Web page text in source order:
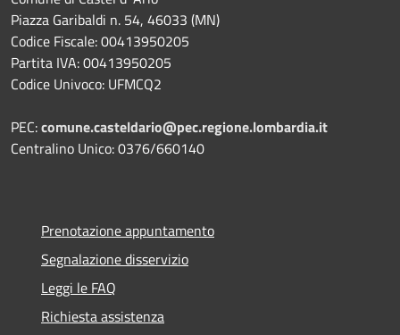
Piazza Garibaldi n. 54, 46033 (MN)
Codice Fiscale: 00413950205
Partita IVA: 00413950205
Codice Univoco: UFMCQ2
PEC:comune.casteldario@pec.regione.lombardia.it
Centralino Unico: 0376/660140
Prenotazione appuntamento
Segnalazione disservizio
Leggi le FAQ
Richiesta assistenza